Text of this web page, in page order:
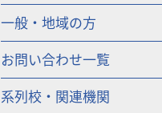
一般・地域の方
お問い合わせ一覧
系列校・関連機関